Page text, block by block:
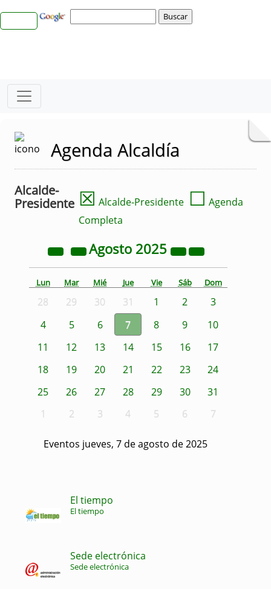
Agenda Alcaldía
Alcalde-
Presidente ☒ Alcalde-Presidente ☐ Agenda
Completa
Agosto 2025
Lun Mar Mié Jue Vie Sáb Dom
28 29 30 31 1 2
3
4
5 6 7 8 9
10
11
12 13 14 15 16
17
18
19 20 21 22 23
24
25
26 27 28 29 30
31
1
2 3 4 5 6 7
Eventos jueves, 7 de agosto de 2025
El tiempo
El tiempo
Sede electrónica
Sede electrónica